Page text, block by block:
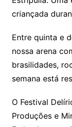
criançada
Entre quinta e
nossa arena
brasilidades,
semana está
O Festival
Produções e